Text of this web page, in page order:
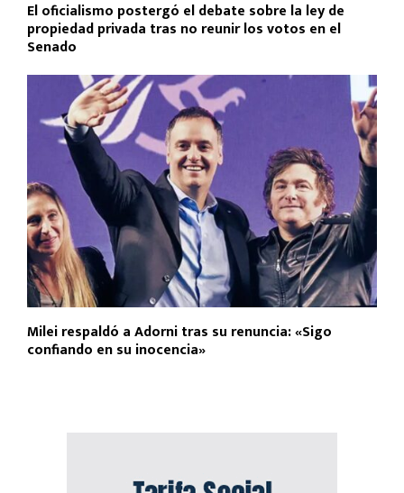
El oficialismo postergó el debate sobre la ley de
propiedad privada tras no reunir los votos en el
Senado
Milei respaldó a Adorni tras su renuncia: «Sigo
confiando en su inocencia»